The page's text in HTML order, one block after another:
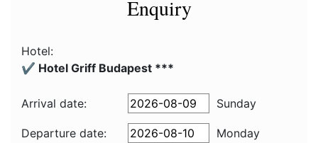
Enquiry
Hotel:
✔️ Hotel Griff Budapest ***
Arrival date: Sunday
Departure date:
Monday